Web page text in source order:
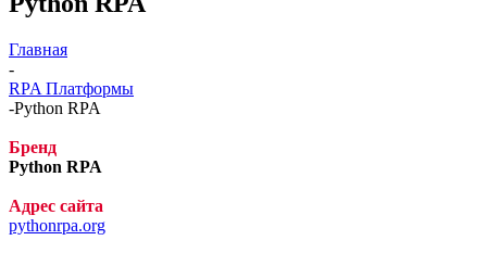
Главная
-
RPA Платформы
-Python RPA
Бренд
Python RPA
Адрес сайта
pythonrpa.org